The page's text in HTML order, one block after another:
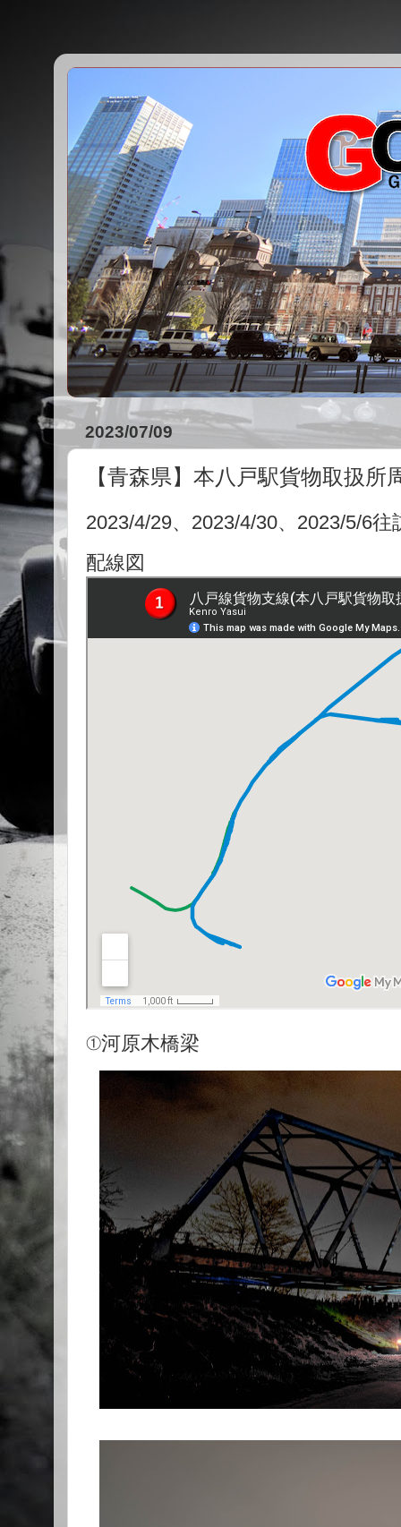
2023/07/09
【青森県】本八戸駅貨物取扱所
2023/4/29、2023/4/30、2023/5/6
配線図
①河原木橋梁